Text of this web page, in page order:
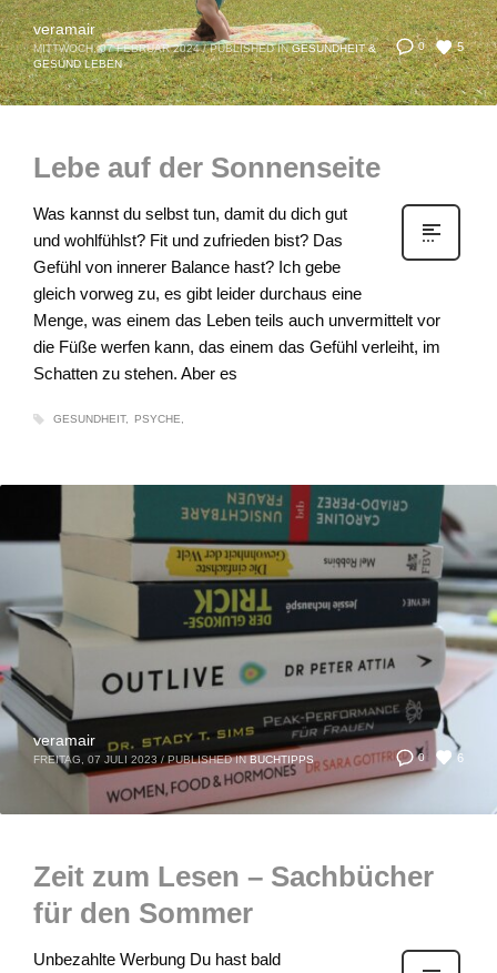
0 5
veramair
MITTWOCH, 07 FEBRUAR 2024 / PUBLISHED IN GESUNDHEIT &
GESUND LEBEN
Lebe auf der Sonnenseite
Was kannst du selbst tun, damit du dich gut
und wohlfühlst? Fit und zufrieden bist? Das
Gefühl von innerer Balance hast? Ich gebe
gleich vorweg zu, es gibt leider durchaus eine
Menge, was einem das Leben teils auch unvermittelt vor
die Füße werfen kann, das einem das Gefühl verleiht, im
Schatten zu stehen. Aber es
GESUNDHEIT PSYCHE
0 6
veramair
FREITAG, 07 JULI 2023 / PUBLISHED IN BUCHTIPPS
Zeit zum Lesen – Sachbücher
für den Sommer
Unbezahlte Werbung Du hast bald